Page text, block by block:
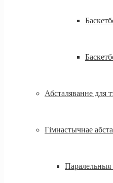
Абсталяванне для
Гімнастычнае
Паралельныя